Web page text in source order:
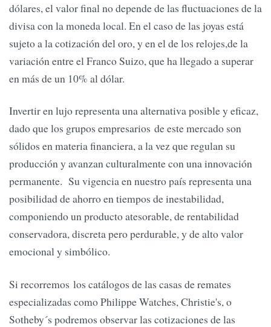
dólares, el valor final no depende de las fluctuaciones de la
divisa con la moneda local. En el caso de las joyas está
sujeto a la cotización del oro, y en el de los relojes,de la
variación entre el Franco Suizo, que ha llegado a superar
en más de un 10% al dólar.
Invertir en lujo representa una alternativa posible y eficaz,
dado que los grupos empresarios de este mercado son
sólidos en materia financiera, a la vez que regulan su
producción y avanzan culturalmente con una innovación
permanente. Su vigencia en nuestro país representa una
posibilidad de ahorro en tiempos de inestabilidad,
componiendo un producto atesorable, de rentabilidad
conservadora, discreta pero perdurable, y de alto valor
emocional y simbólico.
Si recorremos los catálogos de las casas de remates
especializadas como Philippe Watches, Christie's, o
Sotheby´s podremos observar las cotizaciones de las